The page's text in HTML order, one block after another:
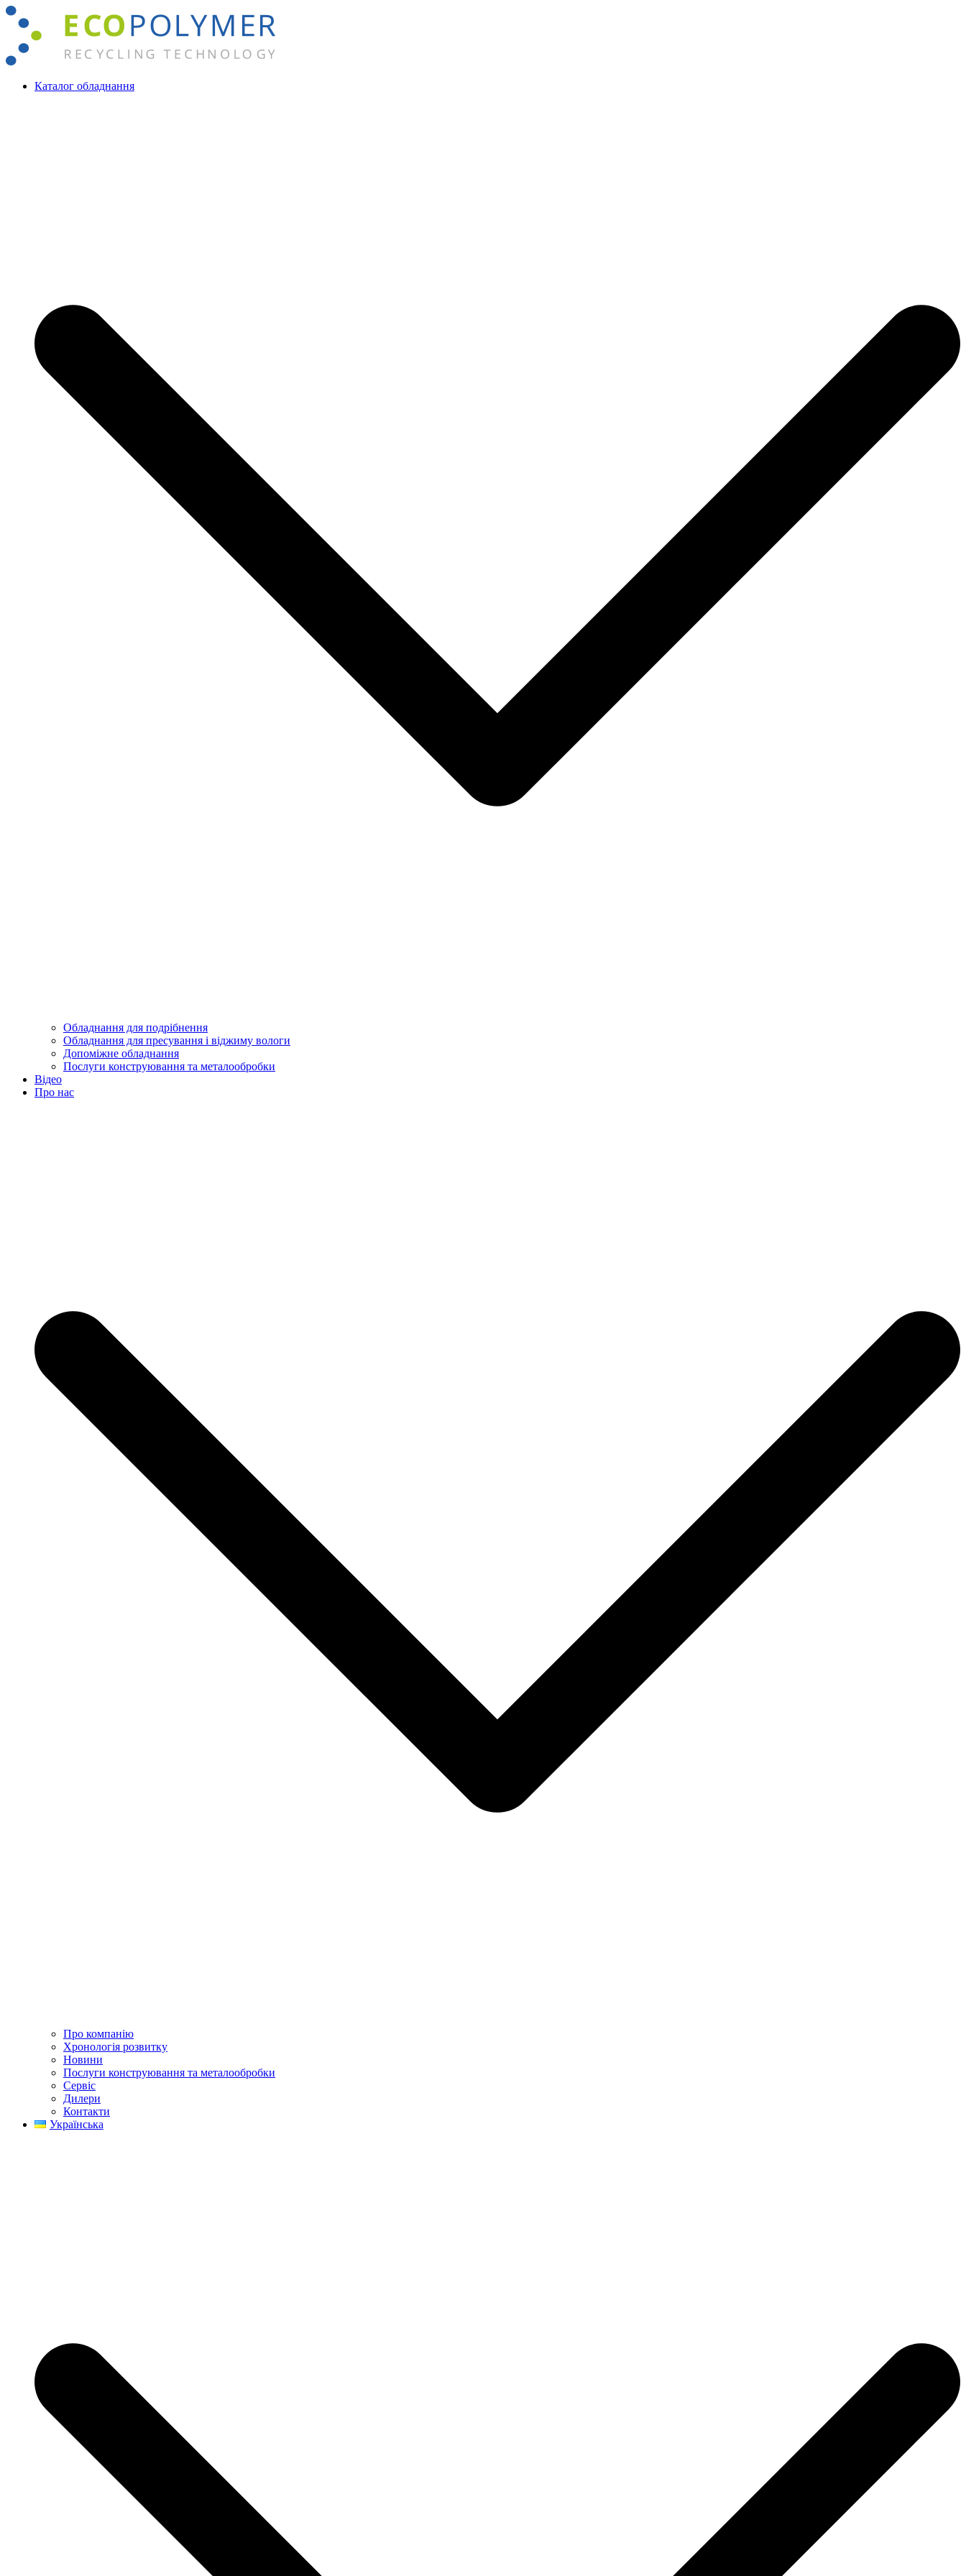
Перейти
вмісту
Каталог обладнання
Обладнання для подрібнення
Обладнання для пресування і віджиму вологи
Допоміжне обладнання
Послуги конструювання та металообробки
Відео
Про нас
Про компанію
Хронологія розвитку
Новини
Послуги конструювання та металообробки
Сервіс
Дилери
Контакти
Українська